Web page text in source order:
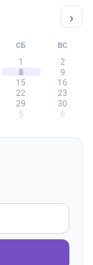
›
СБ ВС
1
2
8
9
15
16
22
23
29
30
5 6